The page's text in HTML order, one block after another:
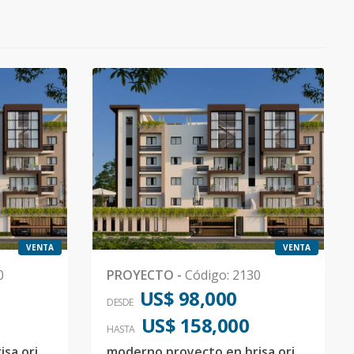
VENTA VENTA
PROYECTO - Código: 2130
DESDE US$ 98,000
HASTA US$ 158,000